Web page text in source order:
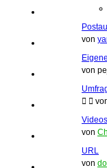
von
von
von
URL
von